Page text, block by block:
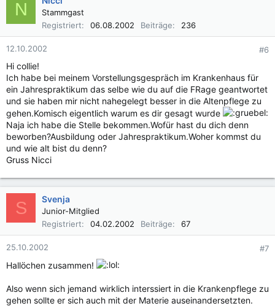
n
e
n
:
N
Stammgast
Registriert
06.08.2002 Beiträge 236
12.10.2002 #6
Hi collie!
Ich habe bei meinem Vorstellungsgespräch im Krankenhaus für
ein Jahrespraktikum das selbe wie du auf die FRage geantwortet
und sie haben mir nicht nahegelegt besser in die Altenpflege zu
gehen.Komisch eigentlich warum es dir gesagt wurde
Naja ich habe die Stelle bekommen.Wofür hast du dich denn
beworben?Ausbildung oder Jahrespraktikum.Woher kommst du
und wie alt bist du denn?
Gruss Nicci
S Svenja
Junior-Mitglied
Registriert
04.02.2002 Beiträge 67
25.10.2002 #7
Hallöchen zusammen!
Also wenn sich jemand wirklich interssiert in die Krankenpflege zu
gehen sollte er sich auch mit der Materie auseinandersetzten.